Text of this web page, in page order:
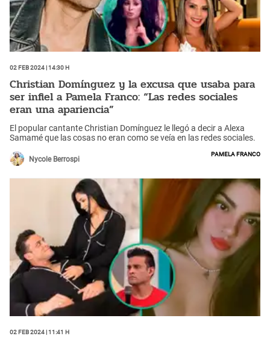
02 Feb 2024 | 14:30 h
Christian Domínguez y la excusa que usaba para
ser infiel a Pamela Franco: “Las redes sociales
eran una apariencia”
El popular cantante Christian Domínguez le llegó a decir a Alexa
Samamé que las cosas no eran como se veía en las redes sociales.
Nycole Berrospi
Pamela Franco
02 Feb 2024 | 11:41 h